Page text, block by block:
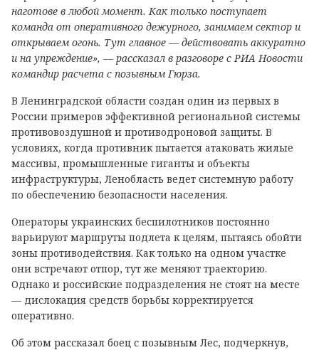
наготове в любой момент. Как только поступает
команда от оперативного дежурного, занимаем сектор и
открываем огонь. Тут главное — действовать аккуратно
и на упреждение», — рассказал в разговоре с РИА Новости
командир расчета с позывным Гюрза.
В Ленинградской области создан один из первых в
России примеров эффективной региональной системы
противовоздушной и противодроновой защиты. В
условиях, когда противник пытается атаковать жилые
массивы, промышленные гиганты и объекты
инфраструктуры, Ленобласть ведет системную работу
по обеспечению безопасности населения.
Операторы украинских беспилотников постоянно
варьируют маршруты подлета к целям, пытаясь обойти
зоны противодействия. Как только на одном участке
они встречают отпор, тут же меняют траекторию.
Однако и российские подразделения не стоят на месте
— дислокация средств борьбы корректируется
оперативно.
Об этом рассказал боец с позывным Лес, подчеркнув,